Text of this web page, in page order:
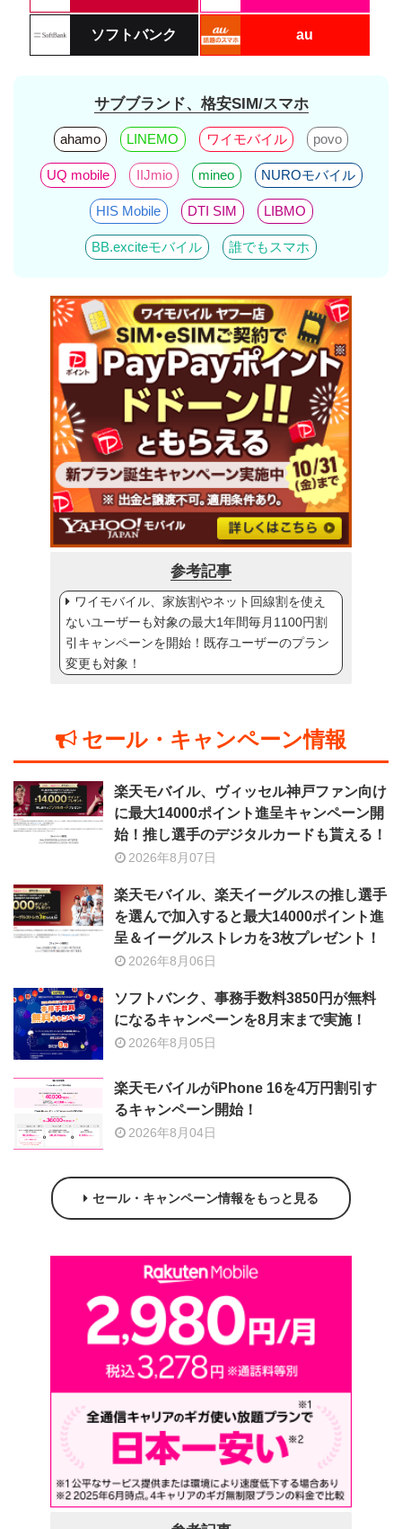
ソフトバンク au
サブブランド、格安SIM/スマホ
ahamo LINEMO ワイモバイル povo
UQ mobile IIJmio mineo NUROモバイル
HIS Mobile DTI SIM LIBMO
BB.exciteモバイル 誰でもスマホ
参考記事
ワイモバイル、家族割やネット回線割を使え
ないユーザーも対象の最大1年間毎月1100円割
引キャンペーンを開始！既存ユーザーのプラン
変更も対象！
セール・キャンペーン情報
楽天モバイル、ヴィッセル神戸ファン向け
に最大14000ポイント進呈キャンペーン開
始！推し選手のデジタルカードも貰える！
2026年8月07日
楽天モバイル、楽天イーグルスの推し選手
を選んで加入すると最大14000ポイント進
呈＆イーグルストレカを3枚プレゼント！
2026年8月06日
ソフトバンク、事務手数料3850円が無料
になるキャンペーンを8月末まで実施！
2026年8月05日
楽天モバイルがiPhone 16を4万円割引す
るキャンペーン開始！
2026年8月04日
セール・キャンペーン情報をもっと見る